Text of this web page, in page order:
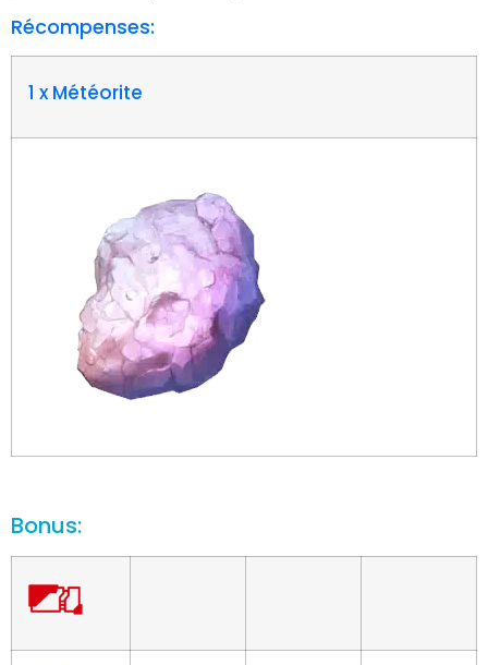
Récompenses:
1 x Météorite
Bonus: